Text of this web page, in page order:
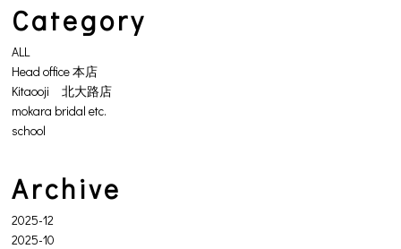
Category
ALL
Head office 本店
Kitaooji 北大路店
mokara bridal etc.
school
Archive
2025-12
2025-10